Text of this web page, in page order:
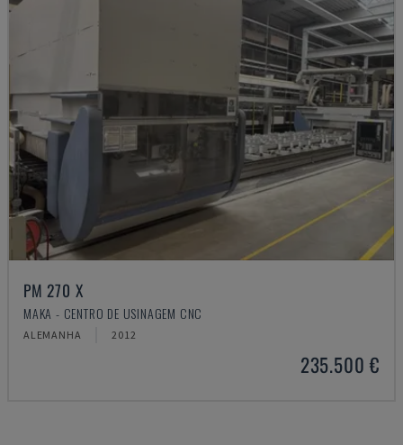
PM 270 X
MAKA - CENTRO DE USINAGEM CNC
ALEMANHA 2012
235.500 €